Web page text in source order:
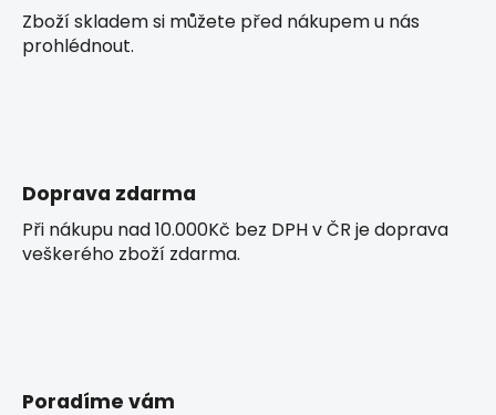
Zboží skladem si můžete před nákupem u nás
prohlédnout.
Doprava zdarma
Při nákupu nad 10.000Kč bez DPH v ČR je doprava
veškerého zboží zdarma.
Poradíme vám